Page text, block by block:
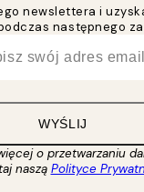
newslettera i
następnego
WYŚLIJ
o przetwarzaniu
naszą Polityce